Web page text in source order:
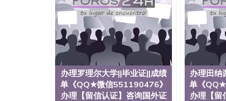
办理罗理尔大学||毕业证||成绩
单《QQ★微信551190476》
办理【留信认证】咨询国外证
办理田纳
单《
办理【留